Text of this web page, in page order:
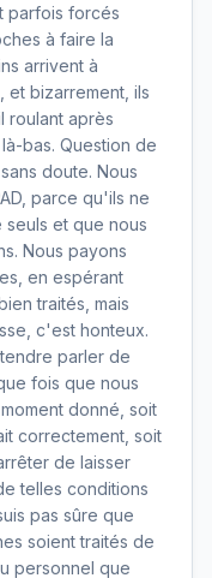
parfois forcés
à faire la
arrivent à
et bizarrement, ils
roulant après
bas. Question de
doute. Nous
parce qu'ils ne
et que nous
Nous payons
en espérant
traités, mais
c'est honteux.
parler de
fois que nous
donné, soit
correctement, soit
de laisser
telles conditions
pas sûre que
soient traités de
personnel que